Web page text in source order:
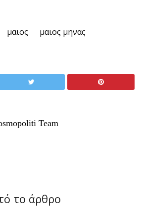
μαιος
μαιος μηνας
Team
το άρθρο